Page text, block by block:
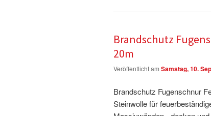
Brandschutz
20m
Veröffentlicht am Samstag, 10.
Brandschutz Fugenschnur
Steinwolle für